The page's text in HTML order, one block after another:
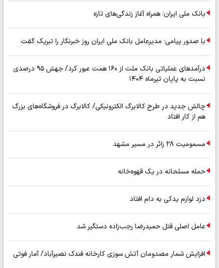
بانک ملی ایران؛ همراه آغاز زندگی‌های تازه
با صدور پیامی؛ مدیرعامل بانک ملی ایران روز خبرنگار را تبریک گفت
درآمدهای عملیاتی بانک ملت از ۱۶۰ همت عبور کرد/ جهش ۹۵ درصدی
نسبت به پایان تیرماه ۱۴۰۴
چالش جدید در طرح کالابرگ الکترونیکی/ کالابرگ در فروشگاه‌های بزرگ
هم از کار افتاد
مسمومیت ۲۸ زائر در مسیر مشهد
حمله مسلحانه در یک قهوه‌خانه
دزد لوازم یدکی به دام افتاد
عامل اصلی قتل حمیدرضا رجب‌زاده دستگیر شد
افزایش شمار مصدومان آتش سوزی کارخانه فندک نصیرآباد/ آمار فوتی